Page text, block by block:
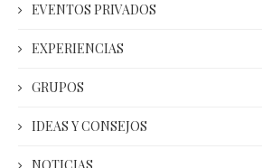
EVENTOS PRIVADOS
EXPERIENCIAS
GRUPOS
IDEAS Y CONSEJOS